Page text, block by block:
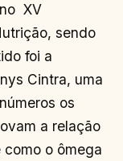
XV
sendo
foi a
Cintra, uma
os
a relação
o ômega